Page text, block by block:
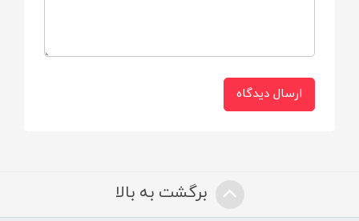
نتیجه صورت کودک عرق نمی کند.
ارسال دیدگاه
برگشت به بالا